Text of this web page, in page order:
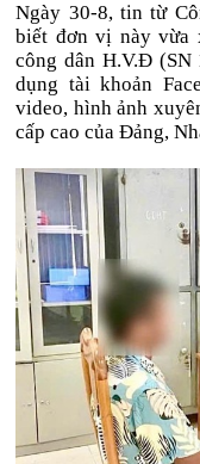
Ngày 30-8, tin từ
biết đơn vị này vừa
công dân H.V.Đ
dụng tài khoản
video, hình ảnh
cấp cao của Đảng,